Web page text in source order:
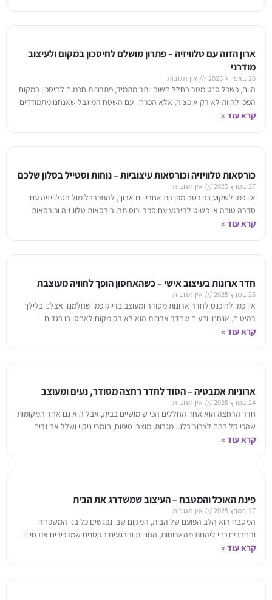
ארון הזזה עם טלוויזיה – פתרון מושלם לחיסכון במקום ולעיצוב
מודרני
20 באפריל 2025 אין תגובות
היום, כשכל סנטימטר בחלל חשוב יותר מתמיד, פתרונות חכמים לחיסכון במקום
הפכו להיות לא רק אופציה, אלא הכרח. עם השטח המוגבל שאנחנו מתמודדים
איתו בבתים
קרא עוד »
כורסאות טלוויזיה וכורסאות עיצוביות – נוחות וסטייל בסלון שלכם
27 במרץ 2025 אין תגובות
אין כמו לשקוע בכורסה מפנקת אחרי יום ארוך, להתכרבל מול הטלוויזיה עם
סדרה טובה או פשוט להירגע עם ספר וכוס תה. כורסאות טלוויזיה וכורסאות
עיצוביות
קרא עוד »
חדר ארונות בעיצוב אישי – כשהאחסון הופך לחוויה מעוצבת
25 במרץ 2025 אין תגובות
אין כמו להיכנס לחדר ארונות מסודר ומעוצב בדיוק כמו שחלמנו. אצלנו בלילך
רהיטים, אנחנו יודעים שחדר ארונות הוא לא רק מקום לאחסן בו בגדים –
קרא עוד »
ארוניות אמבטיה – הסוד לחדר רחצה מסודר, נעים ומעוצב
24 במרץ 2025 אין תגובות
חדר הרחצה הוא אחד החללים הכי שימושיים בבית, אבל הוא גם אחד המקומות
שהכי קל בהם לצבור בלגן. מגבות, מוצרי טיפוח, חומרי ניקוי ושלל אביזרים
קרא עוד »
פינת האוכל והמטבח – העיצוב שמשדרג את הבית
17 במרץ 2025 אין תגובות
המטבח הוא הלב הפועם של הבית, המקום שבו נפגשים כל בני המשפחה
והחברים כדי ליהנות מהארוחות, החוויות והרגעים הקטנים שמרכיבים את חיינו.
זהו המקום שבו
קרא עוד »